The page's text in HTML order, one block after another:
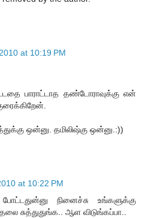
at 10:19 PM
பாராட்டாத தண்டோராவுக்கு என்
ஒன்னு. தமிலிஷ்கு ஒன்னு.:))
at 10:22 PM
நினைச்சு உங்களுக்கு
சுத்துதுங்க.. ஆள விடுங்கப்பா..